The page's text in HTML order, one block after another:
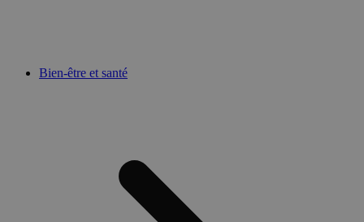
Bien-être et santé